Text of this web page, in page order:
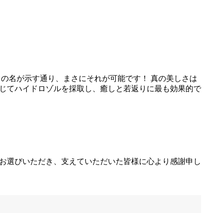
名が示す通り、まさにそれが可能です！ 真の美しさは
てハイドロゾルを採取し、癒しと若返りに最も効果的で
選びいただき、支えていただいた皆様に心より感謝申し